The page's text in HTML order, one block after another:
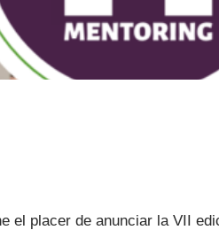
el placer de anunciar la VII